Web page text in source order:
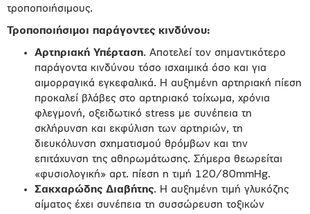
τροποποιήσιμους.
Τροποποιήσιμοι παράγοντες κινδύνου:
Αρτηριακή Υπέρταση. Αποτελεί τον σημαντικότερο
παράγοντα κινδύνου τόσο ισχαιμικά όσο και για
αιμορραγικά εγκεφαλικά. Η αυξημένη αρτηριακή πίεση
προκαλεί βλάβες στο αρτηριακό τοίχωμα, χρόνια
φλεγμονή, οξειδωτικό stress με συνέπεια τη
σκλήρυνση και εκφύλιση των αρτηριών, τη
διευκόλυνση σχηματισμού θρόμβων και την
επιτάχυνση της αθηρωμάτωσης. Σήμερα θεωρείται
«φυσιολογική» αρτ. πίεση η τιμή 120/80mmHg.
Σακχαρώδης Διαβήτης. Η αυξημένη τιμή γλυκόζης
αίματος έχει συνέπεια τη συσσώρευση τοξικών